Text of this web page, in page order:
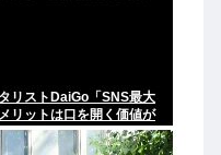
リストDaiGo「SNS最大
リットは口を開く価値が
が発信できるようになっ
」